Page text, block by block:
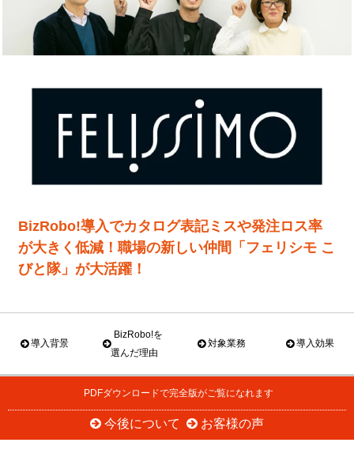
BizRobo!導入でカタログ表記ミスや発注ロス率
が大きく低減！職場の新しい仲間「フェリシモ こ
びと隊」が大活躍！
導入背景
BizRobo!を
選んだ理由
対象業務 導入効果
PDFダウンロードで完全版がご覧になれます
今後について お客様の声